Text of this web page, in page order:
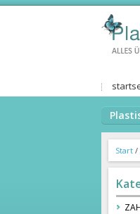
Start /